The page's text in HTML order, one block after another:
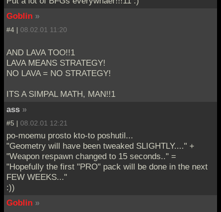
Goblin »
#4 | 08.02.01 11:20
AND LAVA TOO!!1
LAVA MEANS STRATEGY!
NO LAVA = NO STRATEGY!
ITS A SIMPAL MATH, MAN!!1
ass »
#5 | 08.02.01 12:21
po-moemu prosto kto-to poshutil...
"Geometry will have been tweaked SLIGHTLY...." +
"Weapon respawn changed to 15 seconds.." =
"Hopefully the first "PRO" pack will be done in the next
FEW WEEKS..."
:))
Goblin »